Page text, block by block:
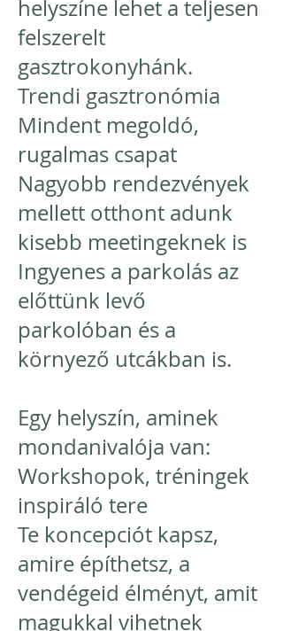
helyszíne lehet a teljesen
felszerelt
gasztrokonyhánk.
Trendi gasztronómia
Mindent megoldó,
rugalmas csapat
Nagyobb rendezvények
mellett otthont adunk
kisebb meetingeknek is
Ingyenes a parkolás az
előttünk levő
parkolóban és a
környező utcákban is.
Egy helyszín, aminek
mondanivalója van:
Workshopok, tréningek
inspiráló tere
Te koncepciót kapsz,
amire építhetsz, a
vendégeid élményt, amit
magukkal vihetnek